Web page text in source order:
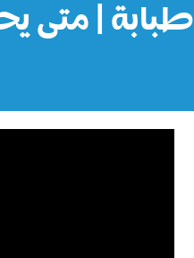
طبابة | متى